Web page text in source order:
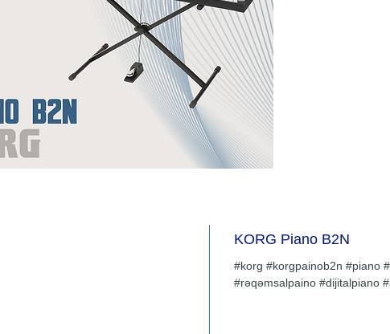
kimi
KORG Piano B2N
#korg #korgpainob2n #piano
#rəqəmsalpaino #dijitalpiano